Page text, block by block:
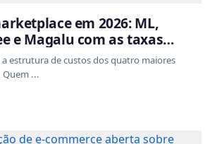
em 2026: ML,
e Magalu com as taxas
estrutura de custos dos quatro maiores
Quem ...